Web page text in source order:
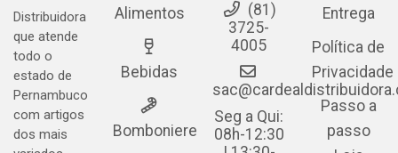
Distribuidora
que atende
todo o
estado de
Pernambuco
com artigos
dos mais
Alimentos
Bebidas
Bomboniere
(81)
3725-
4005
Seg a Qui:
08h-12:30
Entrega
Política de
Privacidade
Passo a
passo